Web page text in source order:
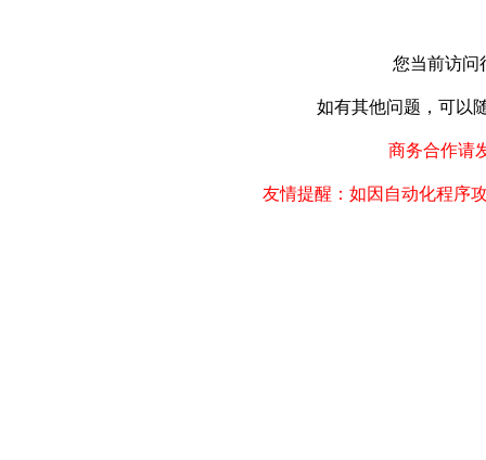
您当前访问
如有其他问题，可以
商务合作请
友情提醒：如因自动化程序